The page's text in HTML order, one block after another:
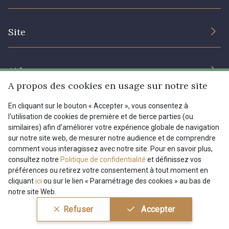
5367 - Vert Jasmin 5324 - Olive verte
5156 - Menthe ultra clair 5502 - Vert de gris
5104 - Vert billard 5976 - Vert Jaspe
Site
Prix réduits
Magazine
Aide
Livraison : France, Belgique, International
Retours & réclamations
FAQ - Questions fréquentes
Modes de paiements
Menu
Tous nos tissus
Magazine
FR EN
Conditions générales de vente
Politique de confidentialité
BE 0772 618 163
A propos des cookies en usage sur notre site
En cliquant sur le bouton « Accepter », vous consentez à
l'utilisation de cookies de première et de tierce parties (ou
similaires) afin d'améliorer votre expérience globale de navigation
sur notre site web, de mesurer notre audience et de comprendre
comment vous interagissez avec notre site. Pour en savoir plus,
consultez notre Politique de confidentialité et définissez vos
préférences ou retirez votre consentement à tout moment en
cliquantici ou sur le lien « Paramétrage des cookies » au bas de
notre site Web.
Refuser Accepter